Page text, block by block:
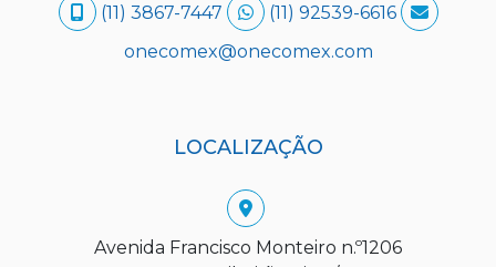
(11) 3867-7447
(11) 92539-6616
onecomex@onecomex.com
LOCALIZAÇÃO
Avenida Francisco Monteiro n.º1206